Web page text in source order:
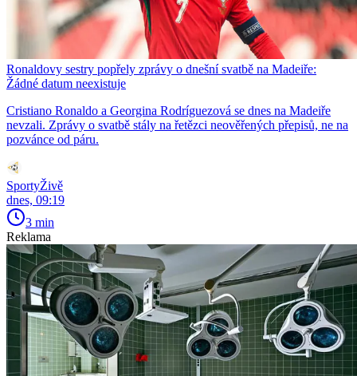
Ronaldovy sestry popřely zprávy o dnešní svatbě na Madeiře:
Žádné datum neexistuje
Cristiano Ronaldo a Georgina Rodríguezová se dnes na Madeiře
nevzali. Zprávy o svatbě stály na řetězci neověřených přepisů, ne na
pozvánce od páru.
SportyŽivě
dnes, 09:19
3 min
Reklama